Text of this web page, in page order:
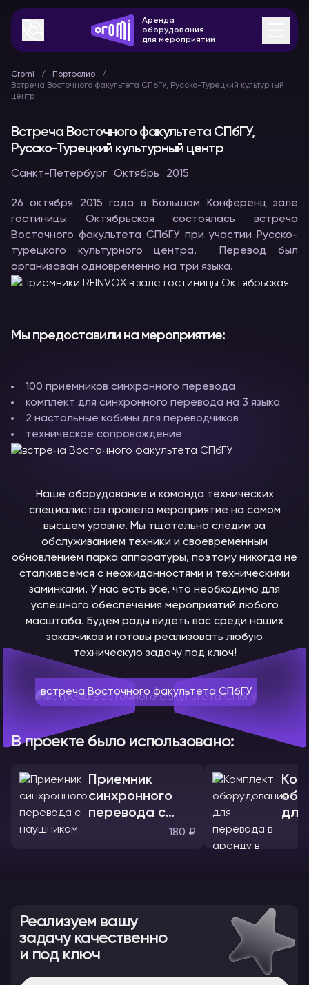
Аренда
оборудования
для мероприятий
Cromi
Портфолио
Встреча Восточного факультета СПбГУ, Русско-Турецкий культурный
центр
Встреча Восточного факультета СПбГУ,
Русско-Турецкий культурный центр
Санкт-Петербург Октябрь 2015
26 октября 2015 года в Большом Конференц зале
гостиницы Октябрьская состоялась встреча
Восточного факультета СПбГУ при участии Русско-
турецкого культурного центра. Перевод был
организован одновременно на три языка.
Мы предоставили на мероприятие:
100 приемников синхронного перевода
комплект для синхронного перевода на 3 языка
2 настольные кабины для переводчиков
техническое сопровождение
Наше оборудование и команда технических
специалистов провела мероприятие на самом
высшем уровне. Мы тщательно следим за
обслуживанием техники и своевременным
обновлением парка аппаратуры, поэтому никогда не
сталкиваемся с неожиданностями и техническими
заминками. У нас есть всё, что необходимо для
успешного обеспечения мероприятий любого
масштаба. Будем рады видеть вас среди наших
заказчиков и готовы реализовать любую
техническую задачу под ключ!
встреча Восточного факультета СПбГУ
В проекте было использовано:
Приемник
синхронного
перевода с
180 ₽
Реализуем вашу
задачу качественно
и под ключ